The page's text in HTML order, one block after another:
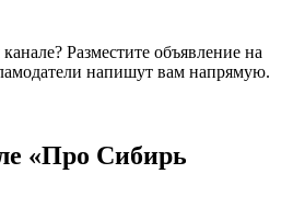
Разместите объявление на
напишут вам напрямую.
«Про Сибирь